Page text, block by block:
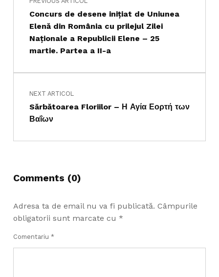
Concurs de desene inițiat de Uniunea
Elenă din România cu prilejul Zilei
Naționale a Republicii Elene – 25
martie. Partea a II-a
NEXT ARTICOL
Sărbătoarea Floriilor – Η Αγία Εορτή των
Βαΐων
Comments (0)
Adresa ta de email nu va fi publicată. Câmpurile
obligatorii sunt marcate cu *
Comentariu *